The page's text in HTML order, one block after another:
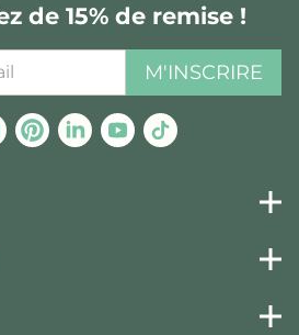
de 15% de remise !
M'INSCRIRE